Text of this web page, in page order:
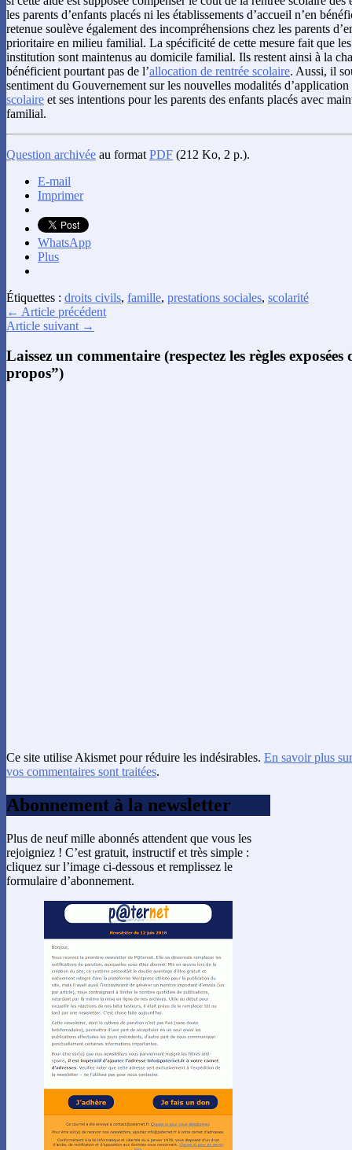
les parents d’enfants placés ni les établissements d’accueil n’en
retenue soulève également des incompréhensions chez les parents
prioritaire en milieu familial. La spécificité de cette mesure fait que
institution sont maintenus au domicile familial. Ils restent ainsi à la
bénéficient pourtant pas de l’allocation de rentrée scolaire. Aussi, il
sentiment du Gouvernement sur les nouvelles modalités d’application
scolaire et ses intentions pour les parents des enfants placés avec
familial.
Question archivée au format PDF (212 Ko, 2 p.).
E-mail
Imprimer
WhatsApp
Plus
Étiquettes : droits civils, famille, prestations sociales, scolarité
← Article précédent
Article suivant →
Laissez un commentaire (respectez les règles
propos”)
Ce site utilise Akismet pour réduire les indésirables. En savoir plus
vos commentaires sont traitées.
Abonnement à la newsletter
Plus de neuf mille abonnés attendent que vous les
rejoigniez ! C’est gratuit, instructif et très simple :
cliquez sur l’image ci-dessous et remplissez le
formulaire d’abonnement.